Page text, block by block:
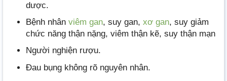
dược.
Bệnh nhân viêm gan, suy gan, xơ gan, suy giảm
chức năng thận nặng, viêm thận kẽ, suy thận mạn
Người nghiện rượu.
Đau bụng không rõ nguyên nhân.